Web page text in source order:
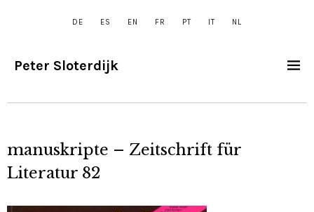
DE ES EN FR PT IT NL
Peter Sloterdijk
manuskripte – Zeitschrift für
Literatur 82